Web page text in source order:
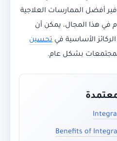
أفضل الممارسات العلاجية
في هذا المجال، يمكن أن
الأساسية في تحسين
بشكل عام.
Benefits of